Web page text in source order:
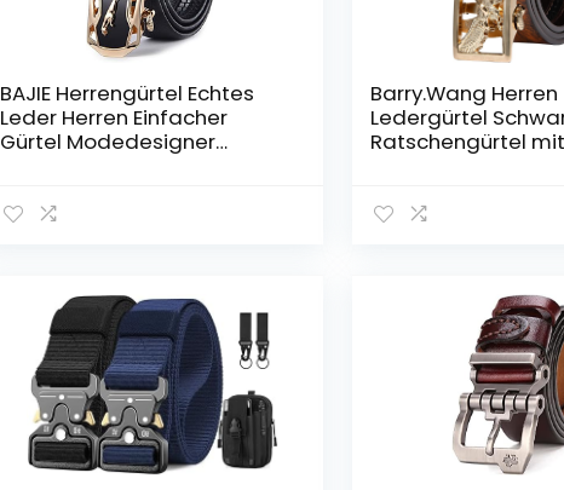
BAJIE Herrengürtel Echtes
Leder Herren Einfacher
Gürtel Modedesigner
Legierung Automatische
Barry.Wang Herren
Ledergürtel
Ratschengürtel
Geschenkbox